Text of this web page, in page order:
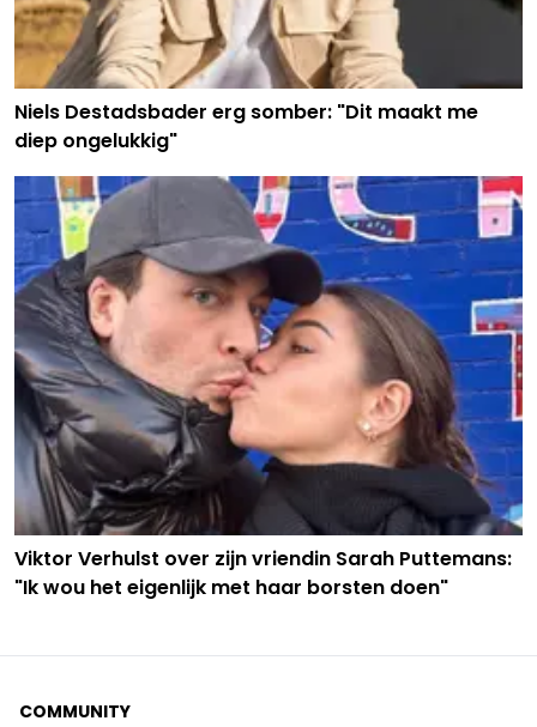
Niels Destadsbader erg somber: "Dit maakt me
diep ongelukkig"
Viktor Verhulst over zijn vriendin Sarah Puttemans:
"Ik wou het eigenlijk met haar borsten doen"
COMMUNITY